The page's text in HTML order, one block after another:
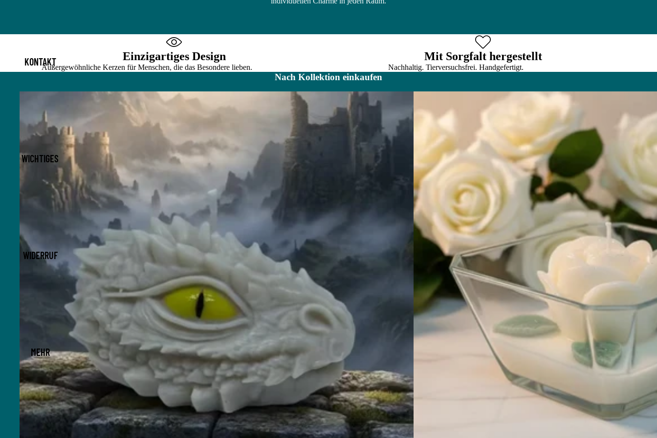
KONTAKT
WICHTIGES
WIDERRUF
MEHR
Einzigartiges Design
Außergewöhnliche Kerzen für Menschen, die das Besondere lieben.
Mit Sorgfalt hergestellt
Nachhaltig. Tierversuchsfrei. Handgefertigt.
Nach Kollektion einkaufen